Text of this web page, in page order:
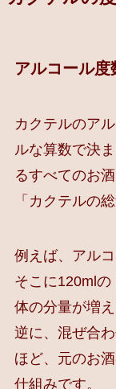
アルコール
カクテルのア
ルな算数で決
るすべてのお
「カクテルの
例えば、アル
そこに120ml
体の分量が増
逆に、混ぜ合
ほど、元のお
仕組みです。